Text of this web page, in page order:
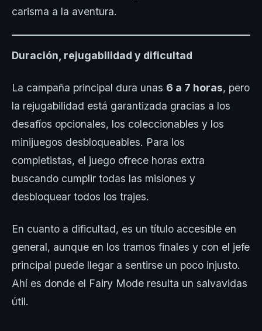
carisma a la aventura.
Duración, rejugabilidad y dificultad
La campaña principal dura unas 6 a 7 horas, pero
la rejugabilidad está garantizada gracias a los
desafíos opcionales, los coleccionables y los
minijuegos desbloqueables. Para los
completistas, el juego ofrece horas extra
buscando cumplir todas las misiones y
desbloquear todos los trajes.
En cuanto a dificultad, es un título accesible en
general, aunque en los tramos finales y con el jefe
principal puede llegar a sentirse un poco injusto.
Ahí es donde el Fairy Mode resulta un salvavidas
útil.